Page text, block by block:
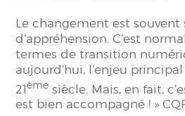
Le changement est souvent
d’appréhension. C’est
termes de transition
aujourd’hui, l’enjeu
21ème siècle. Mais, en fait,
est bien accompagné ! »